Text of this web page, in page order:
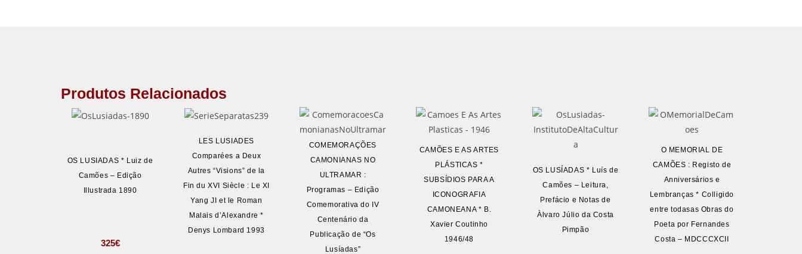
Produtos Relacionados
OS LUSIADAS * Luiz de
Camões – Edição
Illustrada 1890
325€
LES LUSIADES
Comparées a Deux
Autres “Visions” de la
Fin du XVI Siècle : Le XI
Yang JI et le Roman
Malais d’Alexandre *
Denys Lombard 1993
COMEMORAÇÕES
CAMONIANAS NO
ULTRAMAR :
Programas – Edição
Comemorativa do IV
Centenário da
Publicação de “Os
Lusíadas”
CAMÕES E AS ARTES
PLÁSTICAS *
SUBSÍDIOS PARA A
ICONOGRAFIA
CAMONEANA * B.
Xavier Coutinho
1946/48
OS LUSÍADAS * Luís de
Camões – Leitura,
Prefácio e Notas de
Àlvaro Júlio da Costa
Pimpão
O MEMORIAL DE
CAMÕES : Registo de
Anniversários e
Lembranças * Colligido
entre todasas Obras do
Poeta por Fernandes
Costa – MDCCCXCII